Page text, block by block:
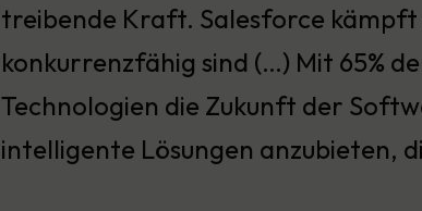
treibende Kraft. Salesforce
konkurrenzfähig sind (…) Mit 65%
Technologien die Zukunft der
intelligente Lösungen anzubieten,